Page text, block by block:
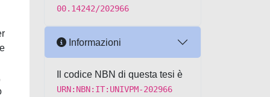
00.14242/202966
Informazioni
Il codice NBN di questa tesi è
URN:NBN:IT:UNIVPM-202966